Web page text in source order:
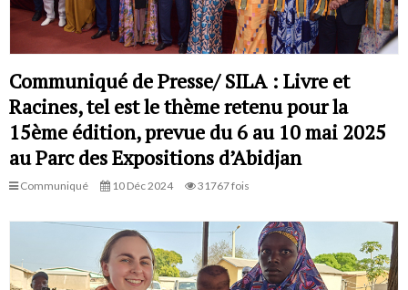
Communiqué de Presse/ SILA : Livre et
Racines, tel est le thème retenu pour la
15ème édition, prevue du 6 au 10 mai 2025
au Parc des Expositions d’Abidjan
Communiqué 10 Déc 2024 31767 fois